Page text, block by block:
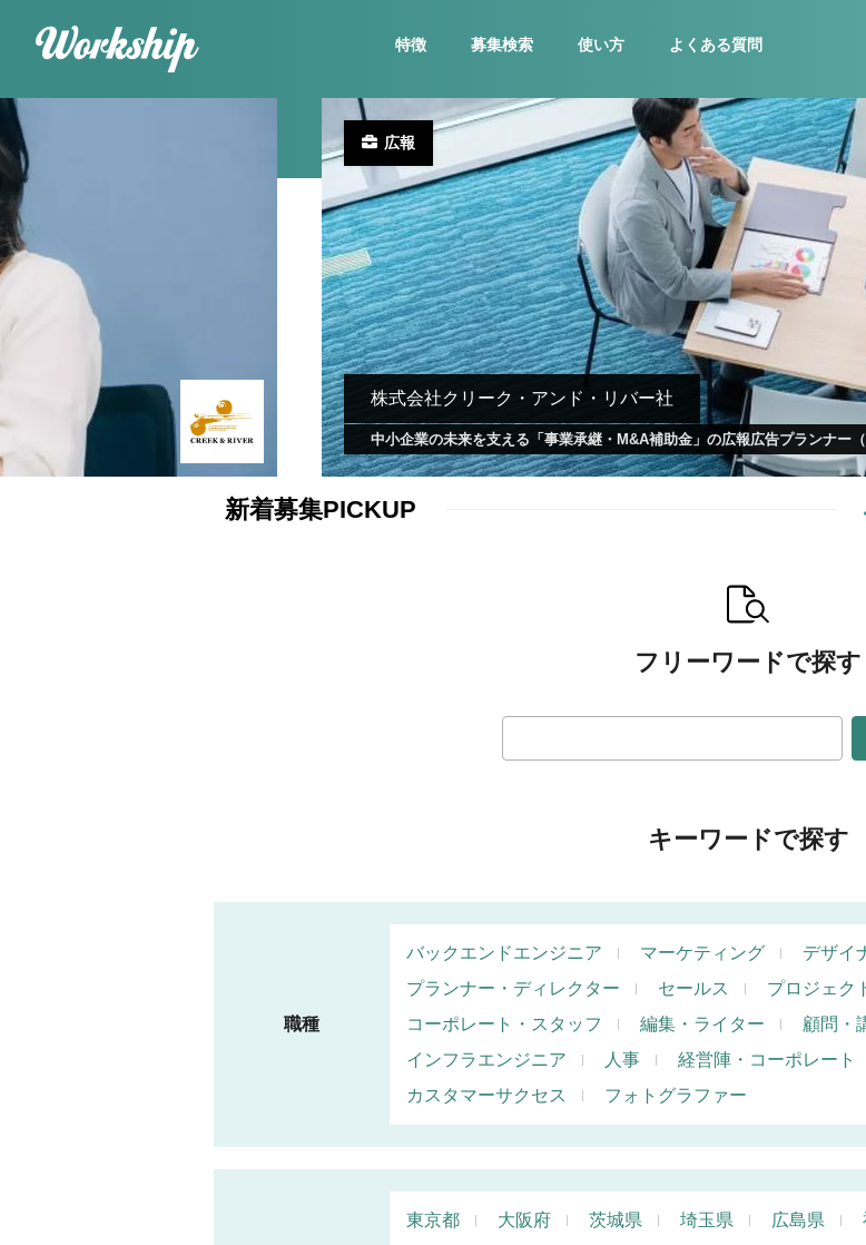
特徴 募集検索 使い方 よくある質問
新着募集PICKUP
株式会社クリーク・アンド・リバー社
中小企業の未来を支える「事業承継・M&A補助金」の広報広告プランナー（
広報
フリーワードで探す
キーワードで探す
職種
バックエンドエンジニア マーケティング デザイ
プランナー・ディレクター
セールス
プロジェク
コーポレート・スタッフ
編集・ライター 顧問・
インフラエンジニア
人事 経営陣・コーポレート
カスタマーサクセス
フォトグラファー
東京都 大阪府 茨城県 埼玉県 広島県